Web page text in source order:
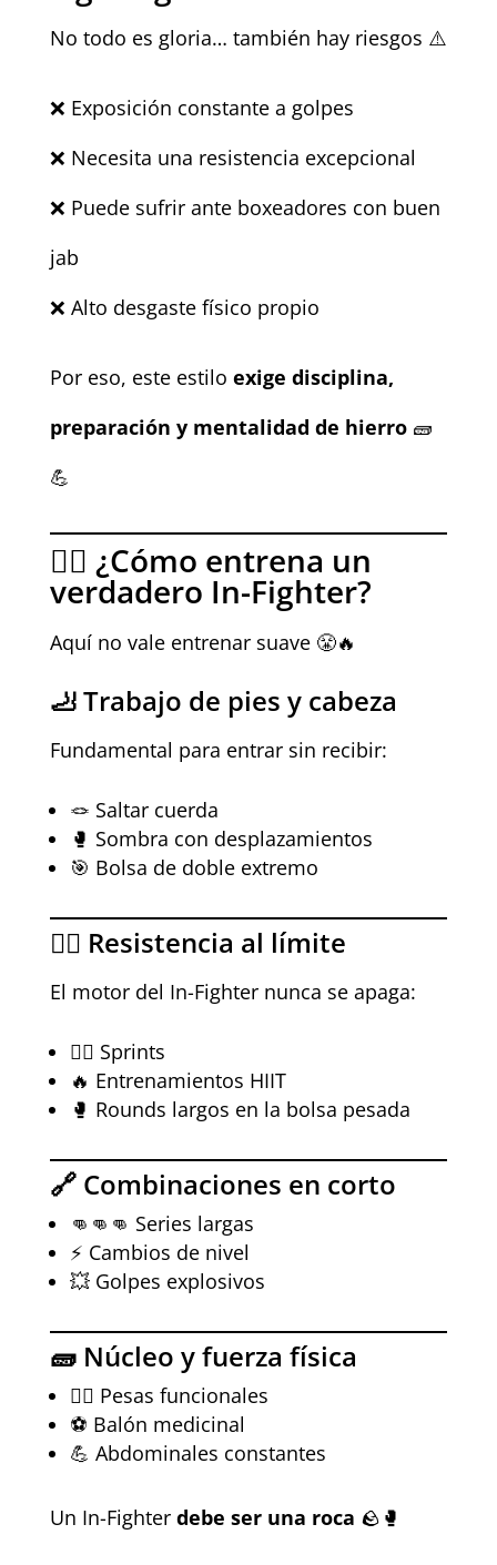
No todo es gloria… también hay riesgos ⚠️
❌ Exposición constante a golpes
❌ Necesita una resistencia excepcional
❌ Puede sufrir ante boxeadores con buen
jab
❌ Alto desgaste físico propio
Por eso, este estilo exige disciplina,
preparación y mentalidad de hierro🧱
💪
🏋️‍♂️ ¿Cómo entrena un
verdadero In-Fighter?
Aquí no vale entrenar suave 😤🔥
🦶 Trabajo de pies y cabeza
Fundamental para entrar sin recibir:
🪢 Saltar cuerda
🥊 Sombra con desplazamientos
🎯 Bolsa de doble extremo
❤️‍🔥 Resistencia al límite
El motor del In-Fighter nunca se apaga:
🏃‍♂️ Sprints
🔥 Entrenamientos HIIT
🥊 Rounds largos en la bolsa pesada
🔗 Combinaciones en corto
👊👊👊 Series largas
⚡ Cambios de nivel
💥 Golpes explosivos
🧱 Núcleo y fuerza física
🏋️‍♂️ Pesas funcionales
⚽ Balón medicinal
💪 Abdominales constantes
Un In-Fighter debe ser una roca 🪨🥊